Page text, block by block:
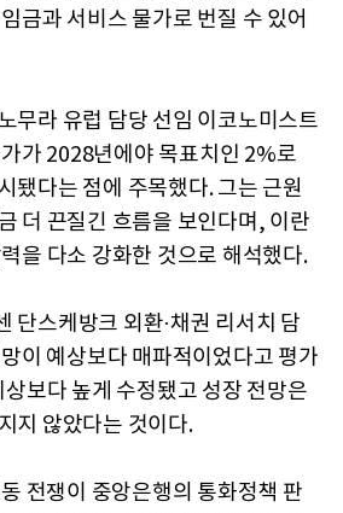
금과 서비스 물가로 번질 수 있어
무라 유럽 담당 선임 이코노미스트
가 2028년에야 목표치인 2%로
됐다는 점에 주목했다. 그는 근원
더 끈질긴 흐름을 보인다며, 이란
을 다소 강화한 것으로 해석했다.
단스케방크 외환·채권 리서치 담
이 예상보다 매파적이었다고 평가
보다 높게 수정됐고 성장 전망은
지 않았다는 것이다.
전쟁이 중앙은행의 통화정책 판